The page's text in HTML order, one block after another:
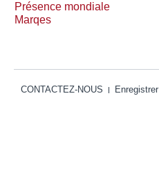
Présence mondiale
Marqes
CONTACTEZ-NOUS Enregistrer